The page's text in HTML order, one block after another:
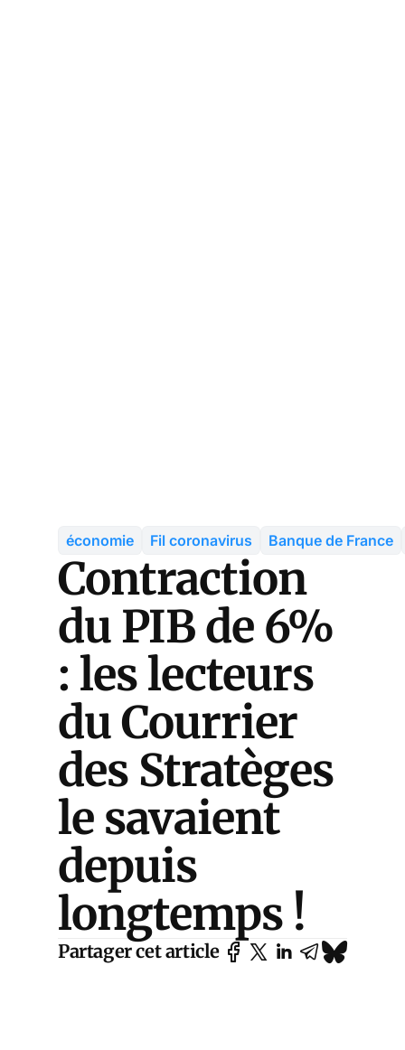
économie Fil coronavirus Banque de France
Contraction
du PIB de 6%
: les lecteurs
du Courrier
des Stratèges
le savaient
depuis
longtemps !
Partager cet article